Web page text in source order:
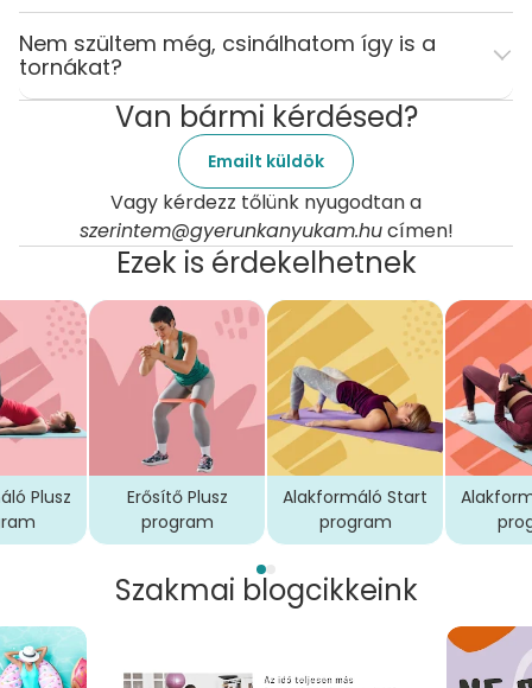
Nem szültem még, csinálhatom így is a
tornákat?
Van bármi kérdésed?
Emailt küldök
Vagy kérdezz tőlünk nyugodtan a
szerintem@gyerunkanyukam.hucímen!
Ezek is érdekelhetnek
Plusz
Erősítő Plusz
program
Alakformáló Start
program
Szakmai blogcikkeink